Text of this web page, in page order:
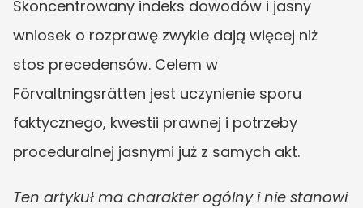
Skoncentrowany indeks dowodów i jasny
wniosek o rozprawę zwykle dają więcej niż
stos precedensów. Celem w
Förvaltningsrätten jest uczynienie sporu
faktycznego, kwestii prawnej i potrzeby
proceduralnej jasnymi już z samych akt.
Ten artykuł ma charakter ogólny i nie stanowi